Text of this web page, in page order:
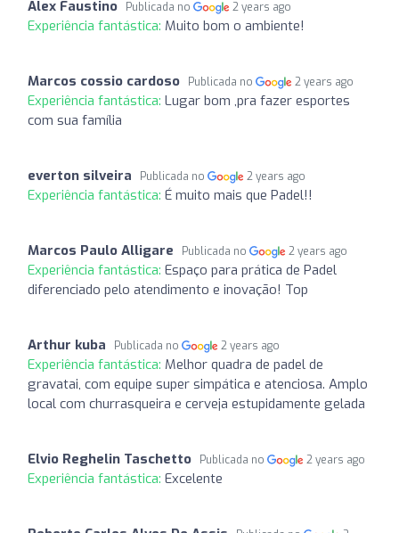
Alex Faustino Publicada no 2 years ago
Experiência fantástica: Muito bom o ambiente!
Marcos cossio cardoso Publicada no 2 years ago
Experiência fantástica: Lugar bom ,pra fazer esportes
com sua família
everton silveira Publicada no 2 years ago
Experiência fantástica: É muito mais que Padel!!
Marcos Paulo Alligare Publicada no 2 years ago
Experiência fantástica: Espaço para prática de Padel
diferenciado pelo atendimento e inovação! Top
Arthur kuba Publicada no 2 years ago
Experiência fantástica: Melhor quadra de padel de
gravatai, com equipe super simpática e atenciosa. Amplo
local com churrasqueira e cerveja estupidamente gelada
Elvio Reghelin Taschetto Publicada no 2 years ago
Experiência fantástica: Excelente